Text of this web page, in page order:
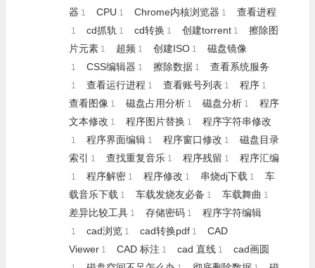
器 1 CPU 1 Chrome内核浏览器 1 查看进程
1 cd抓轨 1 cd转换 1 创建torrent 1
擦除图
片元素 1 超频 1 创建ISO 1 磁盘镜像
1 CSS编辑器 1 擦除数据 1 查看系统服务
1 查看运行进程 1 查看账号列表 1 程序 1
查看图像 1 磁盘占用分析 1 磁盘分析 1
程序
文本修改 1 程序图片替换 1 程序字符串修改
1 程序界面编辑 1 程序窗口修改 1
磁盘目录
索引
1 查找重复音乐 1 程序残留 1 程序汇编
1 程序解密 1 程序修改 1 串烧dj下载 1
车
载音乐下载 1 车载发烧友必备 1 车载舞曲 1
差异比较工具 1 存储密码 1 程序字符编辑
1 cad浏览 1 cad转换pdf 1
CAD
Viewer 1 CAD 标注 1 cad 直线 1 cad画圆